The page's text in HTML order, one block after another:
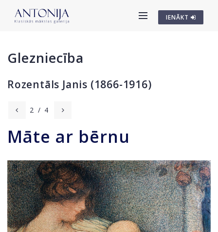
IENĀKT
Glezniecība
Rozentāls Janis (1866-1916)
2 / 4
Māte ar bērnu